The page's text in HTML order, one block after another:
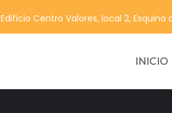
Edificio Centro Valores, local 2, Esquina
INICIO